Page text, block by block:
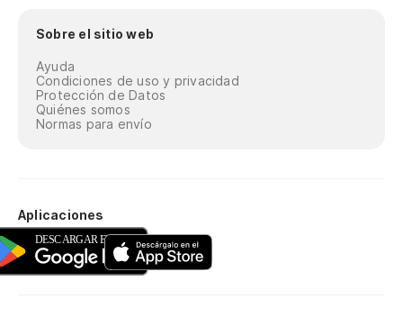
Sobre el sitio web
Ayuda
Condiciones de uso y privacidad
Protección de Datos
Quiénes somos
Normas para envío
Aplicaciones